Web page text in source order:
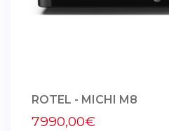
ROTEL - MICHI M8
7990,00€